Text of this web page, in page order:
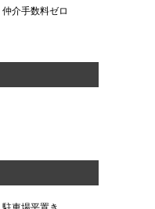
仲介手数料ゼロ